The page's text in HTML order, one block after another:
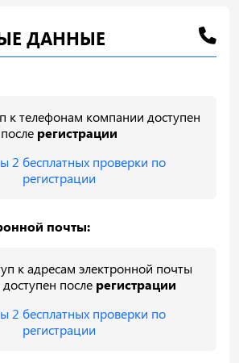
ДАННЫЕ
к телефонам компании доступен
после регистрации
2 бесплатных проверки по
регистрации
почты:
к адресам электронной почты
после регистрации
2 бесплатных проверки по
регистрации